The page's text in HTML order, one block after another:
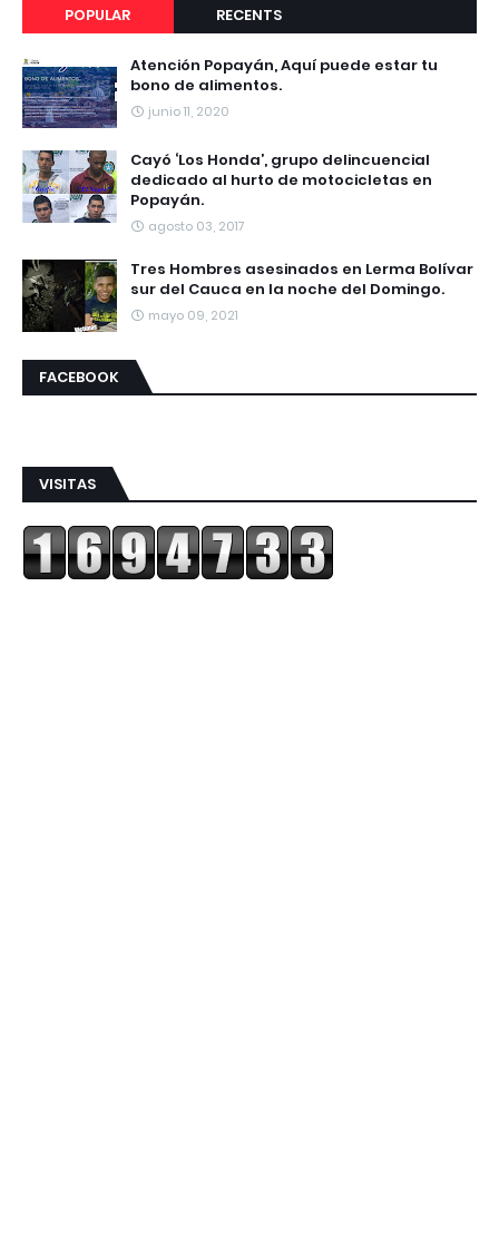
POPULAR RECENTS
Atención Popayán, Aquí puede estar tu
bono de alimentos.
junio 11, 2020
Cayó ‘Los Honda’, grupo delincuencial
dedicado al hurto de motocicletas en
Popayán.
agosto 03, 2017
Tres Hombres asesinados en Lerma Bolívar
sur del Cauca en la noche del Domingo.
mayo 09, 2021
FACEBOOK
VISITAS